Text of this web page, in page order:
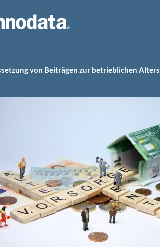
von Beiträgen zur betrieblichen